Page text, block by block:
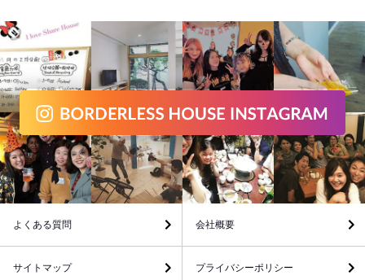
よくある質問 会社概要
サイトマップ プライバシーポリシー